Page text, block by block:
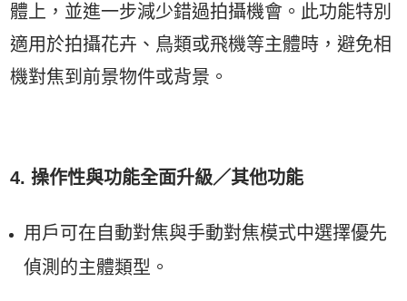
體上，並進一步減少錯過拍攝機會。此功能特別
適用於拍攝花卉、鳥類或飛機等主體時，避免相
機對焦到前景物件或背景。
4. 操作性與功能全面升級／其他功能
用戶可在自動對焦與手動對焦模式中選擇優先
偵測的主體類型。